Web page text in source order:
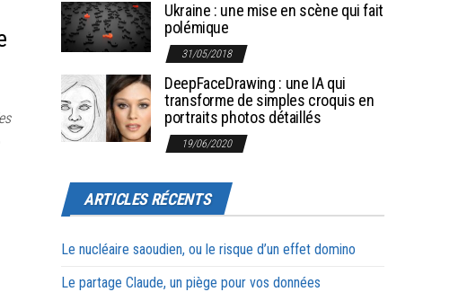
Ukraine : une mise en scène qui fait
polémique
31/05/2018
DeepFaceDrawing : une IA qui
transforme de simples croquis en
portraits photos détaillés
19/06/2020
ARTICLES RÉCENTS
Le nucléaire saoudien, ou le risque d’un effet domino
Le partage Claude, un piège pour vos données